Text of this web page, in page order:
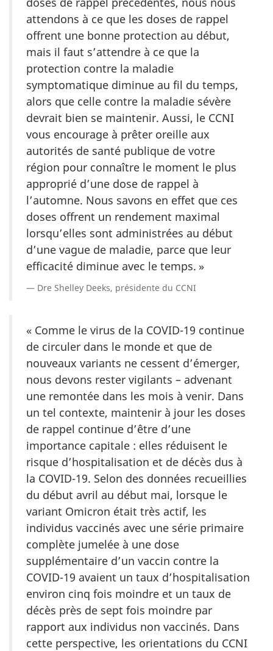
attendons à ce que les doses de rappel
offrent une bonne protection au début,
mais il faut s’attendre à ce que la
protection contre la maladie
symptomatique diminue au fil du temps,
alors que celle contre la maladie sévère
devrait bien se maintenir. Aussi, le CCNI
vous encourage à prêter oreille aux
autorités de santé publique de votre
région pour connaître le moment le plus
approprié d’une dose de rappel à
l’automne. Nous savons en effet que ces
doses offrent un rendement maximal
lorsqu’elles sont administrées au début
d’une vague de maladie, parce que leur
efficacité diminue avec le temps. »
Dre Shelley Deeks, présidente du CCNI
« Comme le virus de la COVID-19 continue
de circuler dans le monde et que de
nouveaux variants ne cessent d’émerger,
nous devons rester vigilants – advenant
une remontée dans les mois à venir. Dans
un tel contexte, maintenir à jour les doses
de rappel continue d’être d’une
importance capitale : elles réduisent le
risque d’hospitalisation et de décès dus à
la COVID-19. Selon des données recueillies
du début avril au début mai, lorsque le
variant Omicron était très actif, les
individus vaccinés avec une série primaire
complète jumelée à une dose
supplémentaire d’un vaccin contre la
COVID-19 avaient un taux d’hospitalisation
environ cinq fois moindre et un taux de
décès près de sept fois moindre par
rapport aux individus non vaccinés. Dans
cette perspective, les orientations du CCNI